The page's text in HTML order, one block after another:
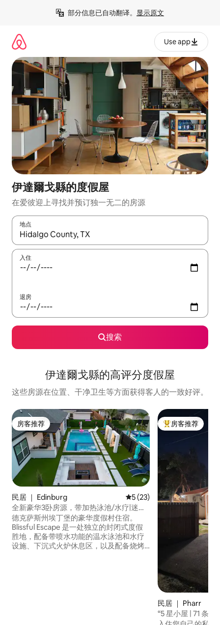
部分信息已自动翻译。 显示原文
Use app
伊達爾戈縣的度假屋
在爱彼迎上寻找并预订独一无二的房源
地点
如有搜索结果，请使用上下方向键查看，或通过点击或滑动手势
入住
退房
搜索
伊達爾戈縣的高评分度假屋
这些房源在位置、干净卫生等方面获得客人的一致好评。
房客推荐
房客推荐
民居 ｜ Edinburg 平均评分 5 分（满分 5 分）
5 (23)
全新豪华3卧房源，带加热泳池/水疗|迷你
高尔夫|篝火炉|100英寸电视
德克萨斯州埃丁堡的豪华度假村住宿。
Blissful Escape 是一处独立的封闭式度假
胜地，配备带喷水功能的温水泳池和水疗
设施、下沉式火炉休息区，以及配备烧烤
热门「房客推荐」
房客推荐
民居 ｜ Pharr
“5 星小屋 | 71 条评